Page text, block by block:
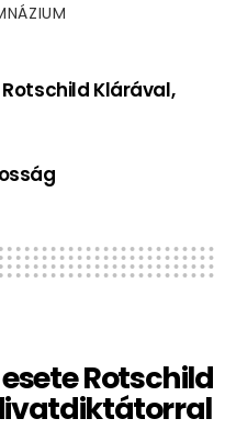
Klárával,
Rotschild